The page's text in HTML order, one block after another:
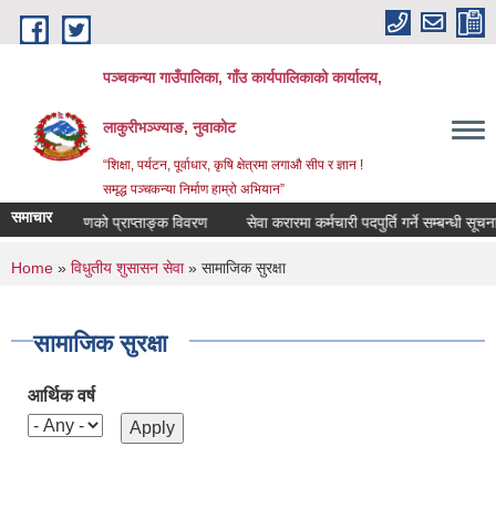
Skip to main content
पञ्‍चकन्या गाउँपालिका, गाँउ कार्यपालिकाको कार्यालय,
लाकुरीभञ्‍ज्याङ, नुवाकोट
“शिक्षा, पर्यटन, पूर्वाधार, कृषि क्षेत्रमा लगाऔ सीप र ज्ञान !
समृद्ध पञ्‍चकन्या निर्माण हाम्रो अभियान”
समाचारपरिक्षणको प्राप्ताङ्क विवरण सेवा करारमा कर्मचारी पदपुर्ति गर्ने सम्बन्धी सूचना !!
You are here
Home » विधुतीय शुसासन सेवा» सामाजिक सुरक्षा
सामाजिक सुरक्षा
आर्थिक वर्ष